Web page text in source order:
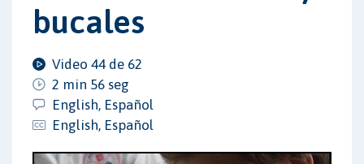
bucales
Video 44 de 62
2 min 56 seg
English, Español
English, Español